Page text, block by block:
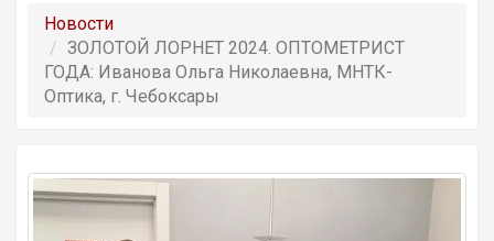
Новости
ЗОЛОТОЙ ЛОРНЕТ 2024. ОПТОМЕТРИСТ
ГОДА: Иванова Ольга Николаевна, МНТК-
Оптика, г. Чебоксары